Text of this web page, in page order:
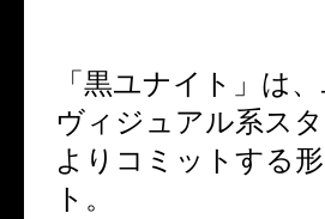
「黒ユナイト」は
ヴィジュアル系ス
よりコミットする
ト。